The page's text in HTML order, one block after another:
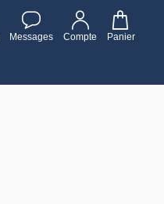
Messages Compte Panier